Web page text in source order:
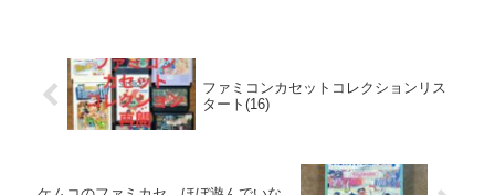
ファミコンカセットコレクションリス
タート(16)